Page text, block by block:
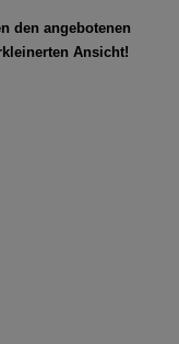
den angebotenen
Ansicht!